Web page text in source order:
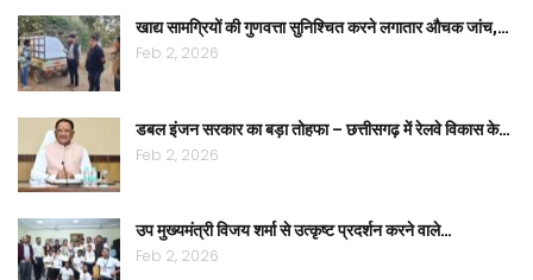
खाद्य सामग्रियों की गुणवत्ता सुनिश्चित करने लगातार औचक जांच,…
Feb 2, 2026
डबल इंजन सरकार का बड़ा तोहफा – छत्तीसगढ़ में रेलवे विकास के…
Feb 2, 2026
उप मुख्यमंत्री विजय शर्मा से उत्कृष्ट प्रदर्शन करने वाले…
Feb 2, 2026